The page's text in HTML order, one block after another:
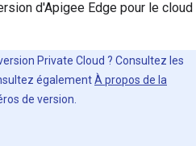
d'Apigee Edge pour le cloud
Private Cloud ? Consultez les
égalementÀ propos de la
de version.